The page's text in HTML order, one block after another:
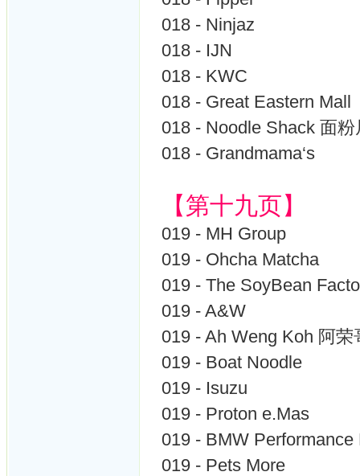
018 - Ninjaz
018 - IJN
018 - KWC
018 - Great Eastern Mall
018 - Noodle Shack 面粉
018 - Grandmama‘s
【第十九页】
019 - MH Group
019 - Ohcha Matcha
019 - The SoyBean
019 - A&W
019 - Ah Weng Koh 阿荣
019 - Boat Noodle
019 - Isuzu
019 - Proton e.Mas
019 - BMW Performance
019 - Pets More